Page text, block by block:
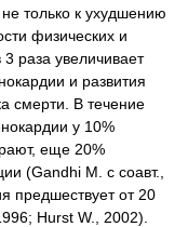
только к ухудшению
физических и
раза увеличивает
и развития
смерти. В течение
у 10%
еще 20%
(Gandhi M. с соавт.,
предшествует от 20
Hurst W., 2002).